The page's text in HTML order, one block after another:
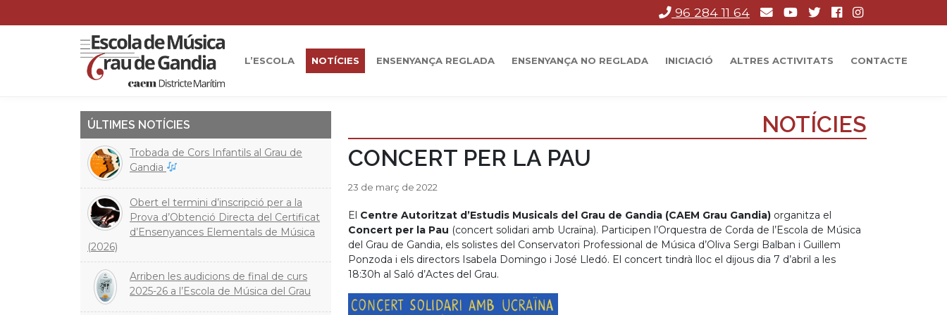
96 284 11 64
L’ESCOLA NOTÍCIES ENSENYANÇA REGLADA ENSENYANÇA NO REGLADA INICIACIÓ ALTRES ACTIVITATS CONTACTE
NOTÍCIES
CONCERT PER LA PAU
23 de març de 2022
El Centre Autoritzat d’Estudis Musicals del Grau de Gandia (CAEM Grau Gandia) organitza el
Concert per la Pau (concert solidari amb Ucraïna). Participen l’Orquestra de Corda de l’Escola de Música
del Grau de Gandia, els solistes del Conservatori Professional de Música d’Oliva Sergi Balban i Guillem
Ponzoda i els directors Isabela Domingo i José Lledó. El concert tindrà lloc el dijous dia 7 d’abril a les
18:30h al Saló d’Actes del Grau.
ÚLTIMES NOTÍCIES
Trobada de Cors Infantils al Grau de
Gandia
Obert el termini d’inscripció per a la
Prova d’Obtenció Directa del Certificat
d’Ensenyances Elementals de Música
(2026)
Arriben les audicions de final de curs
2025-26 a l’Escola de Música del Grau